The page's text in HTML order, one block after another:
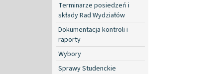
Terminarze posiedzeń i
składy Rad Wydziałów
Dokumentacja kontroli i
raporty
Wybory
Sprawy Studenckie